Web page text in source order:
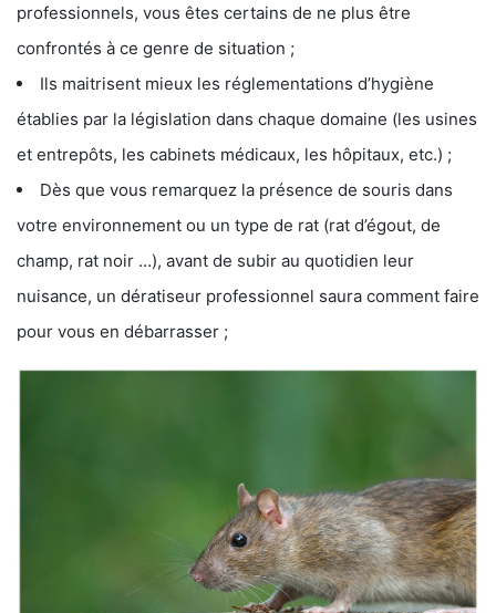
professionnels, vous êtes certains de ne plus être
confrontés à ce genre de situation ;
Ils maitrisent mieux les réglementations d’hygiène
établies par la législation dans chaque domaine (les usines
et entrepôts, les cabinets médicaux, les hôpitaux, etc.) ;
Dès que vous remarquez la présence de souris dans
votre environnement ou un type de rat (rat d’égout, de
champ, rat noir …), avant de subir au quotidien leur
nuisance, un dératiseur professionnel saura comment faire
pour vous en débarrasser ;